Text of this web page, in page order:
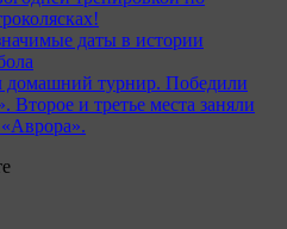
даты в истории
домашний турнир. Победили
Второе и третье места заняли